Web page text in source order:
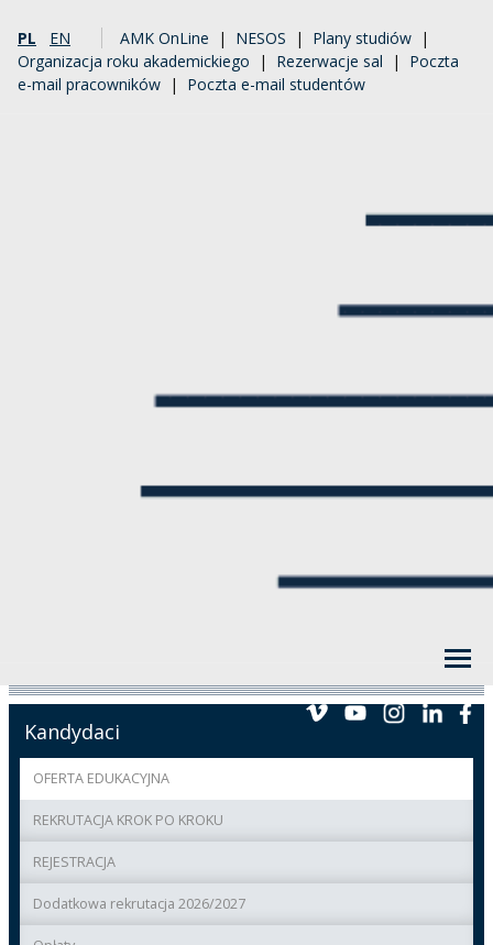
PL EN AMK OnLine | NESOS | Plany studiów |
Organizacja roku akademickiego | Rezerwacje sal | Poczta
e-mail pracowników | Poczta e-mail studentów
Kandydaci
OFERTA EDUKACYJNA
REKRUTACJA KROK PO KROKU
REJESTRACJA
Dodatkowa rekrutacja 2026/2027